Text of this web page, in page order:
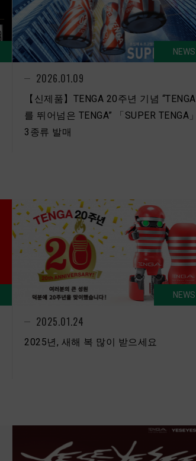
NEWS
2026.01.09
【신제품】TENGA 20주년 기념 “TENGA
를 뛰어넘은 TENGA” 「SUPER TENGA」
3종류 발매
NEWS
2025.01.24
2025년, 새해 복 많이 받으세요